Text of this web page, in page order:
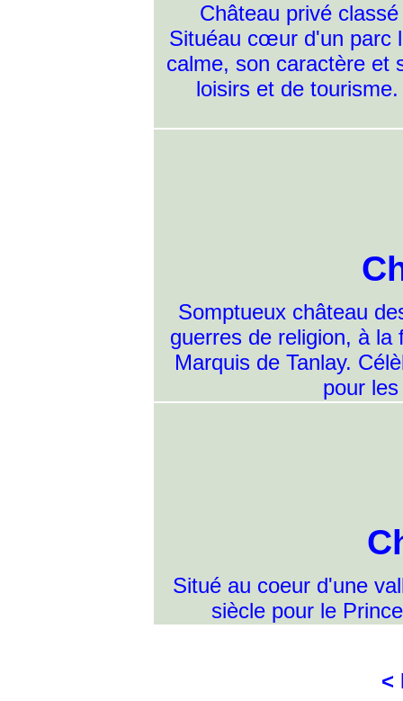
Château privé
Situéau cœur d'un parc
calme, son caractère et
loisirs et de
Somptueux château
guerres de religion, à la
Marquis de Tanlay.
pour
Situé au coeur d'une
siècle pour le
<